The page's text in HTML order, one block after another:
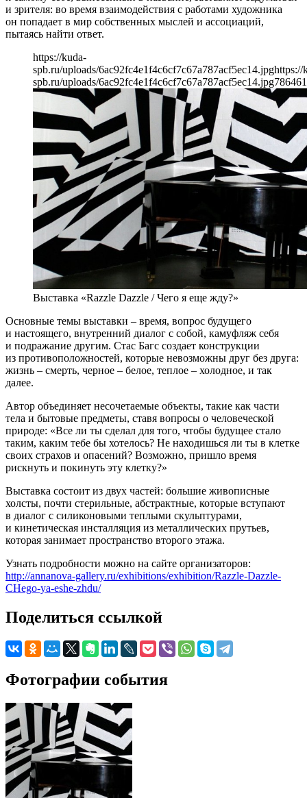
и зрителя: во время взаимодействия с работами художника
он попадает в мир собственных мыслей и ассоциаций,
пытаясь найти ответ.
https://kuda-
spb.ru/uploads/6ac92fc4e1f4c6cf7c67a787acf5ec14.jpghttps://
spb.ru/uploads/6ac92fc4e1f4c6cf7c67a787acf5ec14.jpg786461
Выставка «Razzle Dazzle / Чего я еще жду?»
Основные темы выставки – время, вопрос будущего
и настоящего, внутренний диалог с собой, камуфляж себя
и подражание другим. Стас Багс создает конструкции
из противоположностей, которые невозможны друг без друга:
жизнь – смерть, черное – белое, теплое – холодное, и так
далее.
Автор объединяет несочетаемые объекты, такие как части
тела и бытовые предметы, ставя вопросы о человеческой
природе: «Все ли ты сделал для того, чтобы будущее стало
таким, каким тебе бы хотелось? Не находишься ли ты в клетке
своих страхов и опасений? Возможно, пришло время
рискнуть и покинуть эту клетку?»
Выставка состоит из двух частей: большие живописные
холсты, почти стерильные, абстрактные, которые вступают
в диалог с силиконовыми теплыми скульптурами,
и кинетическая инсталляция из металлических прутьев,
которая занимает пространство второго этажа.
Узнать подробности можно на сайте организаторов:
http://annanova-gallery.ru/exhibitions/exhibition/Razzle-Dazzle-
CHego-ya-eshe-zhdu/
Поделиться ссылкой
Фотографии события